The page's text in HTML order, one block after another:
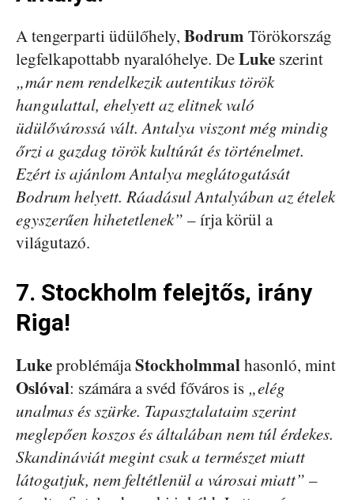
A tengerparti üdülőhely, Bodrum Törökország
legfelkapottabb nyaralóhelye. DeLuke szerint
„már nem rendelkezik autentikus török
hangulattal, ehelyett az elitnek való
üdülővárossá vált. Antalya viszont még mindig
őrzi a gazdag török kultúrát és történelmet.
Ezért is ajánlom Antalya meglátogatását
Bodrum helyett. Ráadásul Antalyában az ételek
egyszerűen hihetetlenek” – írja körül a
világutazó.
7. Stockholm felejtős, irány
Riga!
LukeproblémájaStockholmmalhasonló, mint
Oslóval: számára a svéd főváros is „elég
unalmas és szürke. Tapasztalataim szerint
meglepően koszos és általában nem túl érdekes.
Skandináviát megint csak a természet miatt
látogatjuk, nem feltétlenül a városai miatt” –